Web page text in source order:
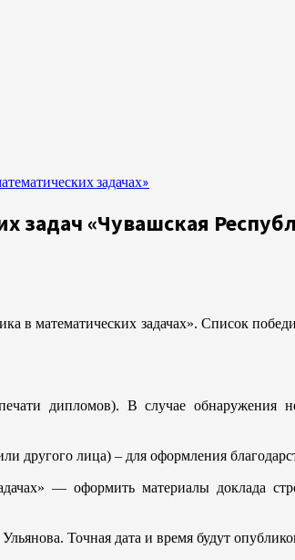
задачах»
задач «Чувашская
в математических задачах». Список
дипломов). В случае обнаружения
другого лица) – для оформления
— оформить материалы доклада
Точная дата и время будут